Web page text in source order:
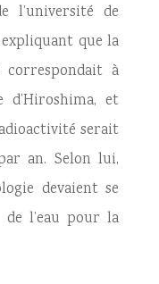
l’université de
que la
à
et
serait
an. Selon lui,
devaient se
l’eau pour la